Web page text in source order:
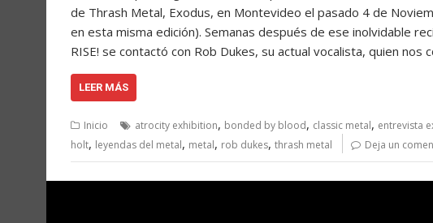
de Thrash Metal, Exodus, en Montevideo el pasado 4 de
en esta misma edición). Semanas después de ese inolvidable
RISE! se contactó con Rob Dukes, su actual vocalista, quien nos
LEER MÁS
Inicio atrocity exhibition, bonded by blood, classic metal, entrevista
holt, leyendas del metal, metal, rob dukes, thrash metal Deja un